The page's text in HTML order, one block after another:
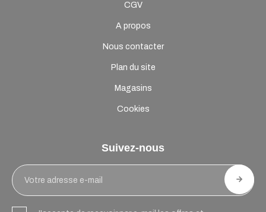
CGV
A propos
Nous contacter
Plan du site
Magasins
Cookies
Suivez-nous